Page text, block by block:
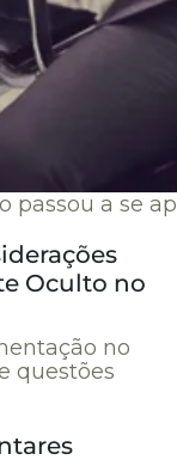
passou a se
Oculto no
no
questões